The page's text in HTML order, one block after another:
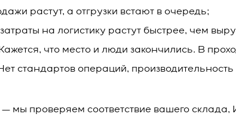
растут, а отгрузки встают в очередь;
затраты на логистику растут быстрее, чем
Кажется, что место и люди закончились. В
стандартов операций,
мы проверяем соответствие вашего